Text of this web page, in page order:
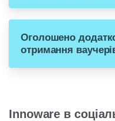
Оголошено
отримання
Innoware в